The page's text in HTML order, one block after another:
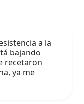
a la
bajando
recetaron
ya me